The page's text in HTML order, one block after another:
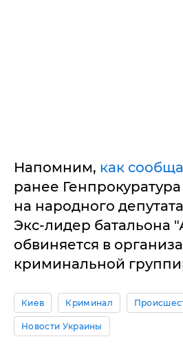
Напомним, как
ранее
на народного
Экс-лидер батальона
обвиняется в
криминальной
Киев Криминал
Новости Украины